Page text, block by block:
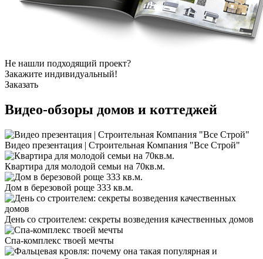
Не нашли подходящий проект?
Закажите индивидуальный!
Заказать
Видео-обзоры домов и коттеджей
Видео презентация | Строительная Компания "Все Строй"
Квартира для молодой семьи на 70кв.м.
Дом в березовой роще 333 кв.м.
День со строителем: секреты возведения качественных домов
Спа-комплекс твоей мечты